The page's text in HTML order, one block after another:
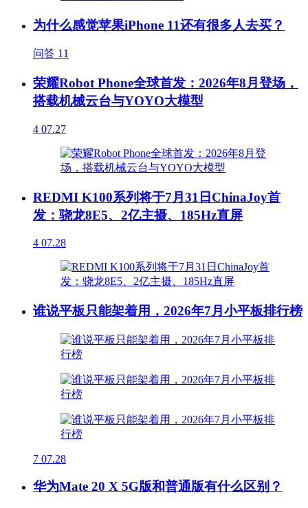
为什么感觉苹果iPhone 11还有很多人去买？
问答 11
荣耀Robot Phone全球首发：2026年8月登场，
搭载机械云台与YOYO大模型
4 07.27
REDMI K100系列将于7月31日ChinaJoy首
发：骁龙8E5、2亿主摄、185Hz直屏
4 07.28
谁说平板只能架着用，2026年7月小平板排行榜
7 07.28
华为Mate 20 X 5G版和普通版有什么区别？